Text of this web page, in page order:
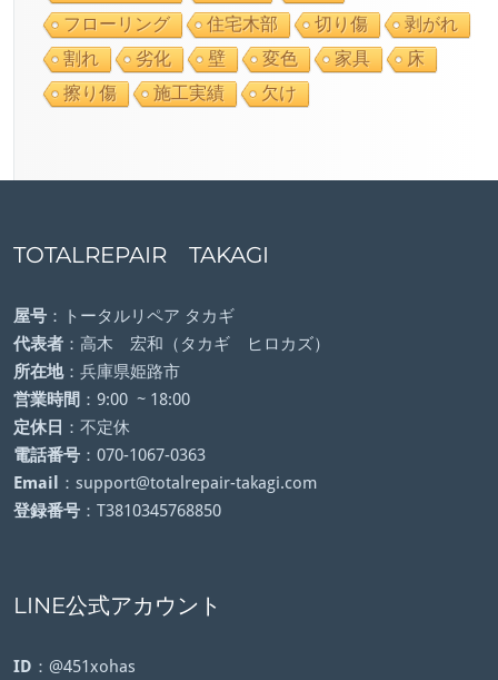
フローリング
住宅木部 切り傷
剥がれ
割れ
劣化 壁 変色 家具
床
擦り傷
施工実績 欠け
TOTALREPAIR TAKAGI
屋号 ：トータルリペア タカギ
代表者 ：高木 宏和（タカギ ヒロカズ）
所在地：兵庫県姫路市
営業時間 ：9:00 ~ 18:00
定休日 ：不定休
電話番号 ：070-1067-0363
Email
：support@totalrepair-takagi.com
登録番号 ：T3810345768850
LINE公式アカウント
ID ：@451xohas